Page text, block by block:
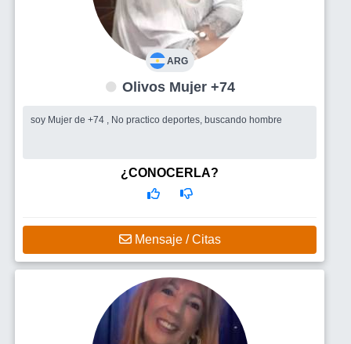
ARG
Olivos Mujer +74
soy Mujer de +74 , No practico deportes, buscando hombre
¿CONOCERLA?
Mensaje / Citas